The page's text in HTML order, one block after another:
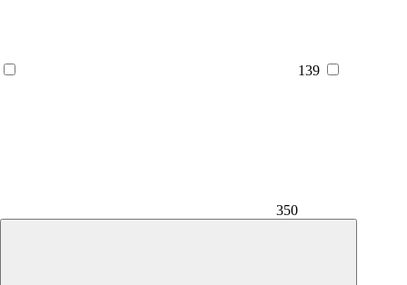
139
350